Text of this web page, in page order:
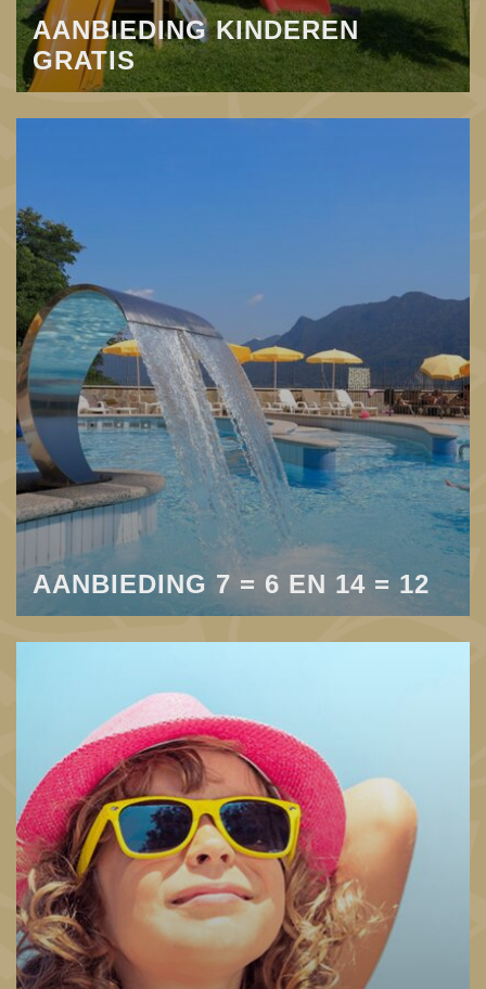
AANBIEDING KINDEREN
GRATIS
AANBIEDING 7 = 6 EN 14 = 12